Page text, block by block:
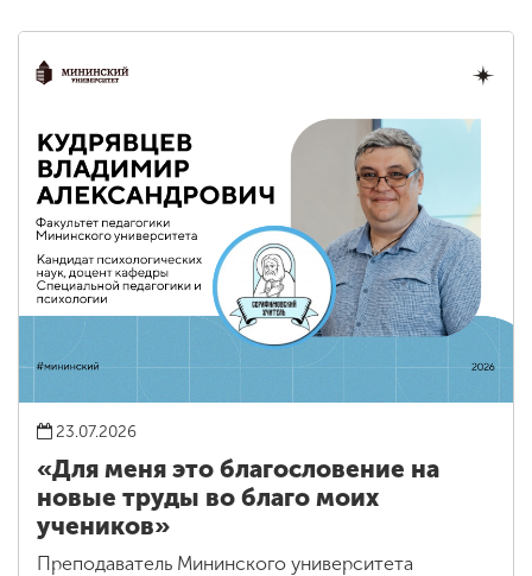
23.07.2026
«Для меня это благословение на
новые труды во благо моих
учеников»
Преподаватель Мининского университета